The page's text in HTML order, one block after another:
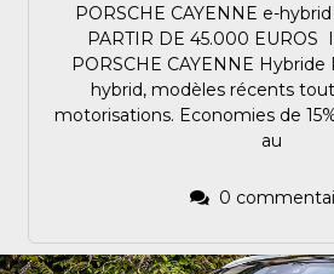
PORSCHE CAYENNE e-
PARTIR DE 45.000
PORSCHE CAYENNE
hybrid, modèles récents
motorisations. Economies de
au
0